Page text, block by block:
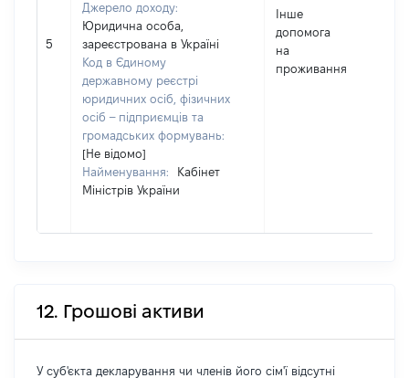
5
Джерело доходу:
Юридична особа,
зареєстрована в Україні
Код в Єдиному
державному реєстрі
юридичних осіб, фізичних
осіб – підприємців та
громадських формувань:
[Не відомо]
Найменування:
Кабінет
Міністрів України
Інше
допомога
на
проживання
12. Грошові активи
У суб'єкта декларування чи членів його сім'ї відсутні